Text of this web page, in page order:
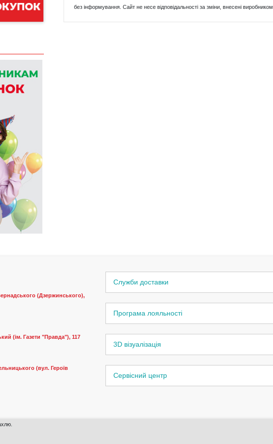
без інформування. Сайт не несе відповідальності за зміни, внесені виробником.
(Дзержинського),
(ім. Газети "Правда"), 117
(вул. Героїв
Служби доставки
Програма лояльності
3D візуалізація
Сервісний центр